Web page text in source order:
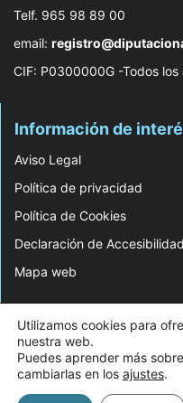
Telf. 965 98 89 00
email:
CIF: P0300000G -Todos
Información de
Aviso Legal
Política de privacidad
Política de Cookies
Declaración de Accesibilidad
Mapa web
Utilizamos cookies para
nuestra web.
Puedes aprender más
cambiarlas en los ajustes.